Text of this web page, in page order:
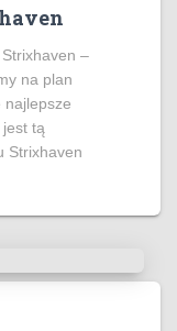
–
na plan
najlepsze
tą
Strixhaven